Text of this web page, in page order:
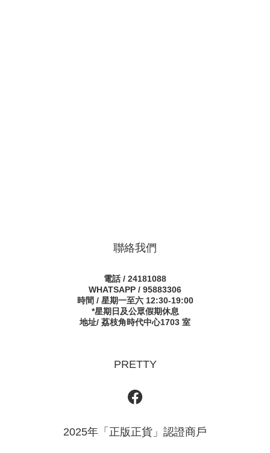
聯絡我們
電話 / 24181088
WHATSAPP / 95883306
時間 / 星期一至六 12:30-19:00
*星期日及公眾假期休息
地址/ 荔枝角時代中心1703 室
PRETTY
2025年「正版正貨」認證商戶